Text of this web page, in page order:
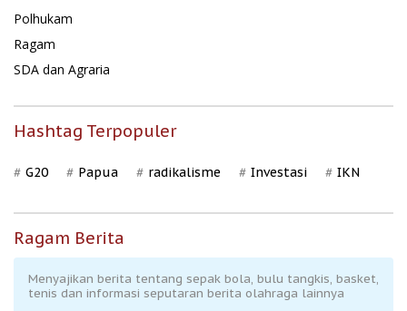
Polhukam
Ragam
SDA dan Agraria
Hashtag Terpopuler
G20 Papua radikalisme Investasi IKN
Ragam Berita
Menyajikan berita tentang sepak bola, bulu tangkis, basket,
tenis dan informasi seputaran berita olahraga lainnya